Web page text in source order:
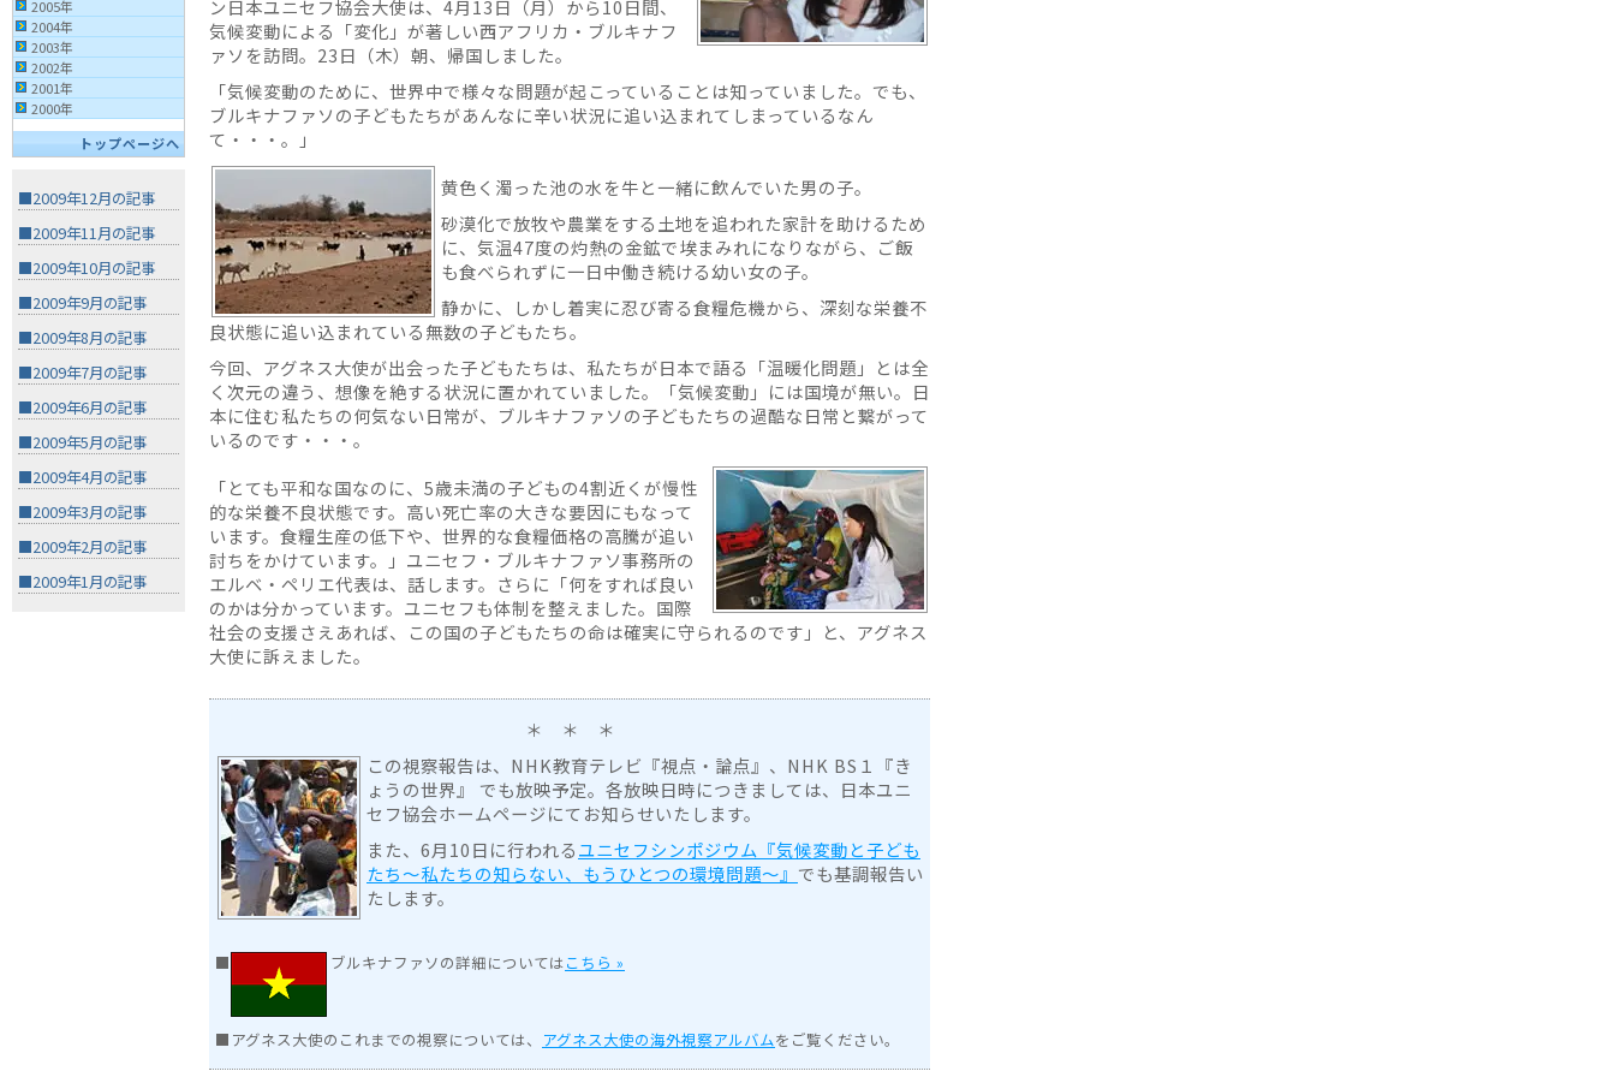
2005年
2004年
2003年
2002年
2001年
2000年
トップページへ
■2009年12月の記事
■2009年11月の記事
■2009年10月の記事
■2009年9月の記事
■2009年8月の記事
■2009年7月の記事
■2009年6月の記事
■2009年5月の記事
■2009年4月の記事
■2009年3月の記事
■2009年2月の記事
■2009年1月の記事
ン日本ユニセフ協会大使は、4月13日（月）から10日間、
気候変動による「変化」が著しい西アフリカ・ブルキナフ
ァソを訪問。23日（木）朝、帰国しました。
「気候変動のために、世界中で様々な問題が起こっていることは知っていました。でも、
ブルキナファソの子どもたちがあんなに辛い状況に追い込まれてしまっているなん
て・・・。」
黄色く濁った池の水を牛と一緒に飲んでいた男の子。
砂漠化で放牧や農業をする土地を追われた家計を助けるため
に、気温47度の灼熱の金鉱で埃まみれになりながら、ご飯
も食べられずに一日中働き続ける幼い女の子。
静かに、しかし着実に忍び寄る食糧危機から、深刻な栄養不
良状態に追い込まれている無数の子どもたち。
今回、アグネス大使が出会った子どもたちは、私たちが日本で語る「温暖化問題」とは全
く次元の違う、想像を絶する状況に置かれていました。「気候変動」には国境が無い。日
本に住む私たちの何気ない日常が、ブルキナファソの子どもたちの過酷な日常と繋がって
いるのです・・・。
「とても平和な国なのに、5歳未満の子どもの4割近くが慢性
的な栄養不良状態です。高い死亡率の大きな要因にもなって
います。食糧生産の低下や、世界的な食糧価格の高騰が追い
討ちをかけています。」ユニセフ・ブルキナファソ事務所の
エルベ・ペリエ代表は、話します。さらに「何をすれば良い
のかは分かっています。ユニセフも体制を整えました。国際
社会の支援さえあれば、この国の子どもたちの命は確実に守られるのです」と、アグネス
大使に訴えました。
＊ ＊ ＊
この視察報告は、NHK教育テレビ『視点・論点』、NHK BS１『き
ょうの世界』 でも放映予定。各放映日時につきましては、日本ユニ
セフ協会ホームページにてお知らせいたします。
また、6月10日に行われるユニセフシンポジウム『気候変動と子ども
たち〜私たちの知らない、もうひとつの環境問題〜』 でも基調報告い
たします。
■ ブルキナファソの詳細についてはこちら »
■アグネス大使のこれまでの視察については、 アグネス大使の海外視察アルバムをご覧ください。